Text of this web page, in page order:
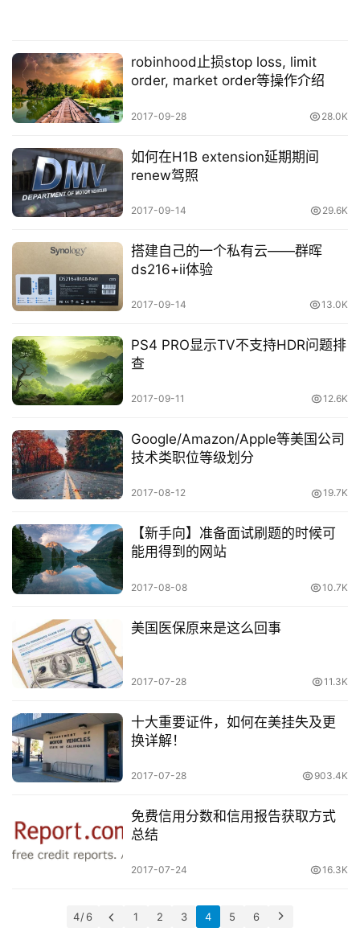
碎
念
荐
&
具
留
robinhood止损stop loss, limit
order, market order等操作介绍
2017-09-28 28.0K
如何在H1B extension延期期间
renew驾照
2017-09-14 29.6K
搭建自己的一个私有云——群晖
ds216+ii体验
2017-09-14 13.0K
PS4 PRO显示TV不支持HDR问题排
查
2017-09-11 12.6K
Google/Amazon/Apple等美国公司
技术类职位等级划分
2017-08-12 19.7K
【新手向】准备面试刷题的时候可
能用得到的网站
2017-08-08 10.7K
美国医保原来是这么回事
2017-07-28 11.3K
十大重要证件，如何在美挂失及更
换详解！
2017-07-28 903.4K
免费信用分数和信用报告获取方式
总结
2017-07-24 16.3K
4 / 6 1 2 3 4 5 6